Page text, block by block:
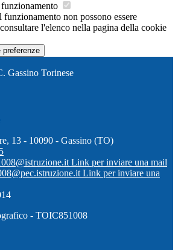
non possono essere
l'elenco nella pagina della cookie
preferenze
Gassino Torinese
13 - 10090 - Gassino (TO)
Link per inviare una mail
Link per inviare una
- TOIC851008